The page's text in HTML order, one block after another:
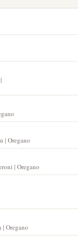
| Oregano
| Oregano
Oregano